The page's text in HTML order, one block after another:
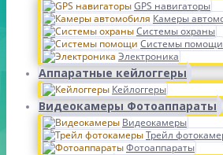
GPS навигаторы
Камеры
Системы охраны
Системы помощи
Электроника
Аппаратные кейлоггеры
Кейлоггеры
Видеокамеры Фотоаппараты
Видеокамеры
Трейл
Фотоаппараты